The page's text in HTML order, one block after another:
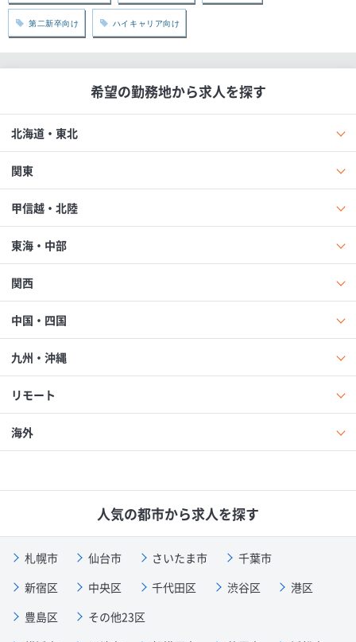
第二新卒向け ハイキャリア向け
希望の勤務地から求人を探す
北海道・東北
関東
甲信越・北陸
東海・中部
関西
中国・四国
九州・沖縄
リモート
海外
人気の都市から求人を探す
札幌市 仙台市 さいたま市
千葉市
新宿区
中央区 千代田区 渋谷区
港区
豊島区
その他23区